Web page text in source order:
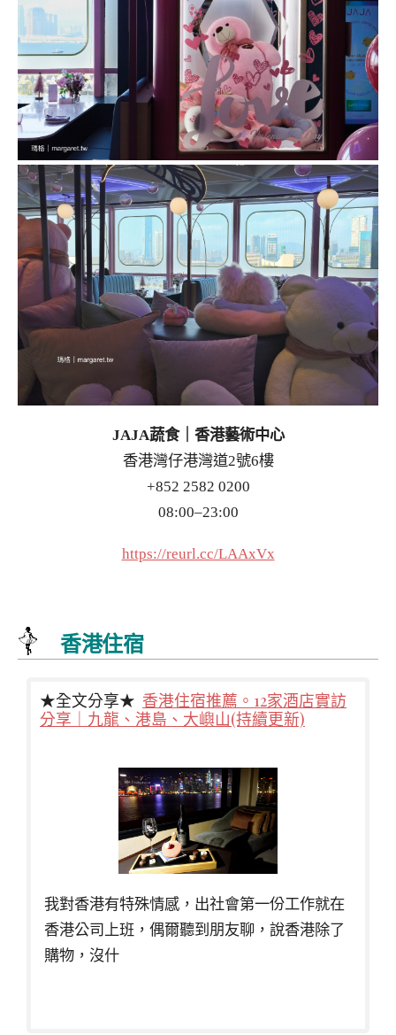
JAJA蔬食｜香港藝術中心
香港灣仔港灣道2號6樓
+852 2582 0200
08:00–23:00
https://reurl.cc/LAAxVx
香港住宿
★全文分享★ 香港住宿推薦。12家酒店實訪
分享｜九龍、港島、大嶼山(持續更新)
我對香港有特殊情感，出社會第一份工作就在
香港公司上班，偶爾聽到朋友聊，說香港除了
購物，沒什